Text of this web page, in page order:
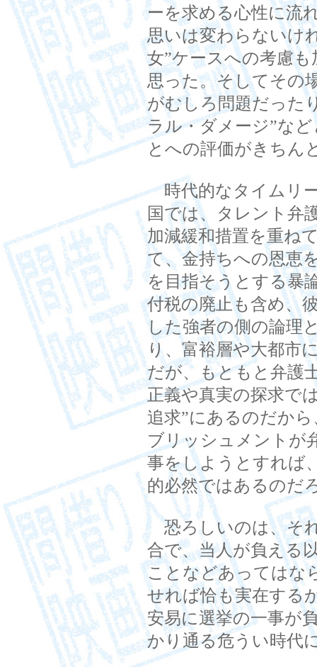
ーを求める心性に流
思いは変わらないけ
女”ケースへの考慮
思った。そしてその
がむしろ問題だった
ラル・ダメージ”な
とへの評価がきちん
時代的なタイムリ
国では、タレント弁
加減緩和措置を重ね
て、金持ちへの恩恵
を目指そうとする暴
付税の廃止も含め、
した強者の側の論理
り、富裕層や大都市
だが、もともと弁護
正義や真実の探求で
追求”にあるのだか
ブリッシュメントが
事をしようとすれば
的必然ではあるのだ
恐ろしいのは、そ
合で、当人が負える
ことなどあってはな
せれば恰も実在する
安易に選挙の一事が
かり通る危うい時代